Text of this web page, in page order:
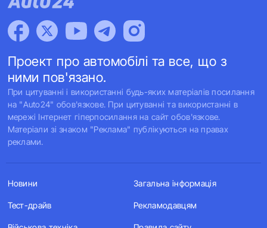
Проект про автомобілі та все, що з
ними пов'язано.
При цитуванні і використанні будь-яких матеріалів посилання
на "Auto24" обов'язкове. При цитуванні та використанні в
мережі Інтернет гіперпосилання на сайт обов'язкове.
Матеріали зі знаком "Реклама" публікуються на правах
реклами.
Новини
Тест-драйв
Загальна інформація
Рекламодавцям